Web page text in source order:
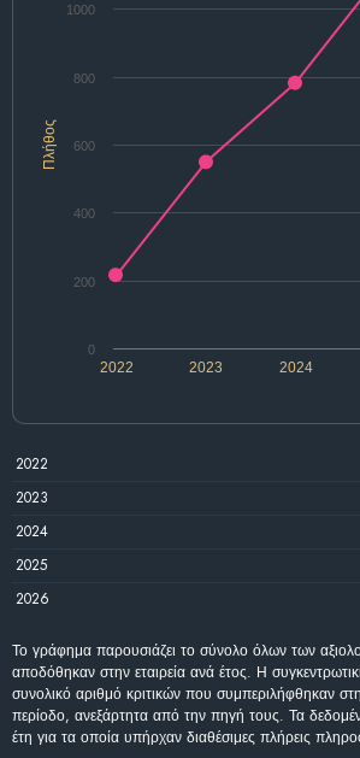
Πλήθος
2022 2023 2024
0
200
400
600
800
1000
2022
2023
2024
2025
2026
Το γράφημα παρουσιάζει το σύνολο όλων των
αποδόθηκαν στην εταιρεία ανά έτος. Η
συνολικό αριθμό κριτικών που συμπεριλήφθηκαν
περίοδο, ανεξάρτητα από την πηγή τους. Τα
έτη για τα οποία υπήρχαν διαθέσιμες πλήρεις